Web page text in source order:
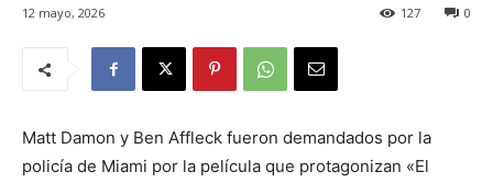
12 mayo, 2026 0
127
Matt Damon y Ben Affleck fueron demandados por la
policía de Miami por la película que protagonizan «El